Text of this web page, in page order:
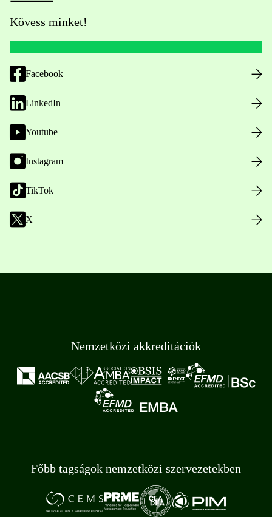
Kövess minket!
Facebook
LinkedIn
Youtube
Instagram
TikTok
X
Nemzetközi akkreditációk
Főbb tagságok nemzetközi szervezetekben